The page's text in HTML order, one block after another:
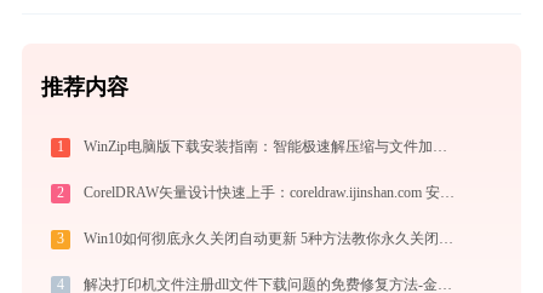
推荐内容
1 WinZip电脑版下载安装指南：智能极速解压缩与文件加密安全管控专家
2 CorelDRAW矢量设计快速上手：coreldraw.ijinshan.com 安全绿色安装与核心技巧
3 Win10如何彻底永久关闭自动更新 5种方法教你永久关闭win10自动更新
4 解决打印机文件注册dll文件下载问题的免费修复方法-金山毒霸